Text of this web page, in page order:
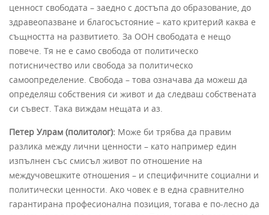
ценност свободата – заедно с достъпа до образование, до
здравеопазване и благосъстояние – като критерий каква е
същността на развитието. За ООН свободата е нещо
повече. Тя не е само свобода от политическо
потисничество или свобода за политическо
самоопределение. Свобода – това означава да можеш да
определяш собствения си живот и да следваш собствената
си съвест. Така виждам нещата и аз.
Петер Улрам (политолог): Може би трябва да правим
разлика между лични ценности – като например един
изпълнен със смисъл живот по отношение на
междучовешките отношения – и специфичните социални и
политически ценности. Ако човек е в една сравнително
гарантирана професионална позиция, тогава е по-лесно да